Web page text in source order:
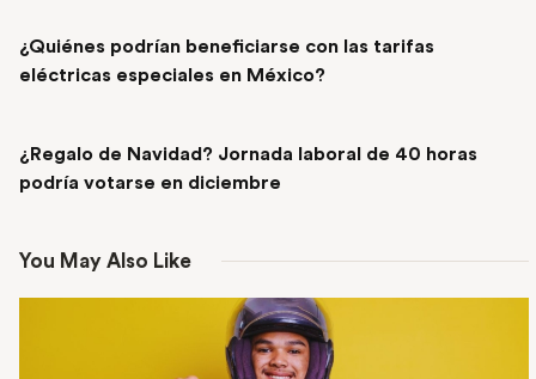
¿Quiénes podrían beneficiarse con las tarifas
eléctricas especiales en México?
¿Regalo de Navidad? Jornada laboral de 40 horas
podría votarse en diciembre
You May Also Like